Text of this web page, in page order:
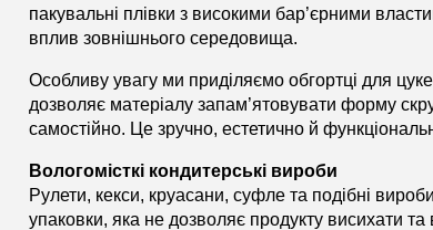
пакувальні плівки з високими бар’єрними
вплив зовнішнього середовища.
Особливу увагу ми приділяємо обгортці для
дозволяє матеріалу запам’ятовувати форму
самостійно. Це зручно, естетично й
Вологомісткі кондитерські вироби
Рулети, кекси, круасани, суфле та подібні
упаковки, яка не дозволяє продукту висихати та